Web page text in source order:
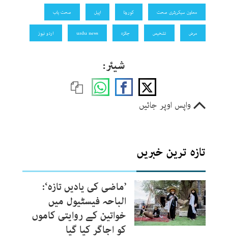
معاون سیکریٹری صحت کورونا اپیل صحت یاب
مرض تشخیص جائزہ urdu news اردو نیوز
شیئر:
واپس اوپر جائیں
تازہ ترین خبریں
’ماضی کی یادیں تازہ‘:
الباحہ فیسٹیول میں
خواتین کے روایتی کاموں
کو اجاگر کیا گیا